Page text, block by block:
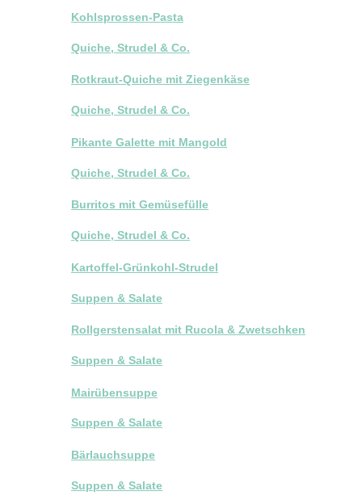
Kohlsprossen-Pasta
Quiche, Strudel & Co.
Rotkraut-Quiche mit Ziegenkäse
Quiche, Strudel & Co.
Pikante Galette mit Mangold
Quiche, Strudel & Co.
Burritos mit Gemüsefülle
Quiche, Strudel & Co.
Kartoffel-Grünkohl-Strudel
Suppen & Salate
Rollgerstensalat mit Rucola & Zwetschken
Suppen & Salate
Mairübensuppe
Suppen & Salate
Bärlauchsuppe
Suppen & Salate